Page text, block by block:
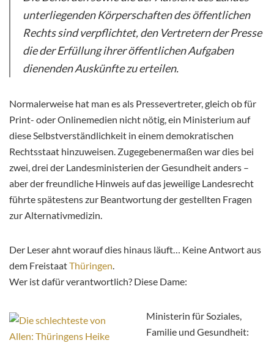
unterliegenden Körperschaften des öffentlichen
Rechts sind verpflichtet, den Vertretern der Presse
die der Erfüllung ihrer öffentlichen Aufgaben
dienenden Auskünfte zu erteilen.
Normalerweise hat man es als Pressevertreter, gleich ob für
Print- oder Onlinemedien nicht nötig, ein Ministerium auf
diese Selbstverständlichkeit in einem demokratischen
Rechtsstaat hinzuweisen. Zugegebenermaßen war dies bei
zwei, drei der Landesministerien der Gesundheit anders –
aber der freundliche Hinweis auf das jeweilige Landesrecht
führte spätestens zur Beantwortung der gestellten Fragen
zur Alternativmedizin.
Der Leser ahnt worauf dies hinaus läuft… Keine Antwort aus
dem FreistaatThüringen.
Wer ist dafür verantwortlich? Diese Dame:
Ministerin für Soziales,
Familie und Gesundheit: